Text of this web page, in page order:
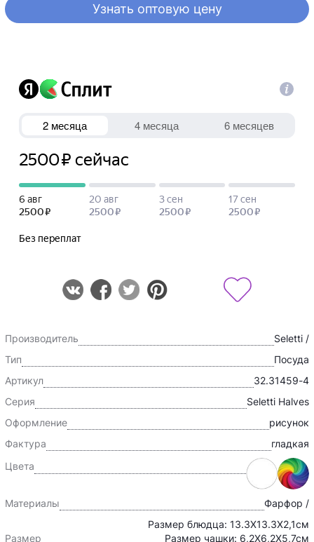
Узнать оптовую цену
Производитель
Seletti /
Тип
Посуда
Артикул
32.31459-4
Серия
Seletti Halves
Оформление
рисунок
Фактура
гладкая
Цвета
Материалы Фарфор /
Размер
Размер блюдца: 13.3Х13.3Х2,1см
Размер чашки: 6,2Х6,2Х5,7см